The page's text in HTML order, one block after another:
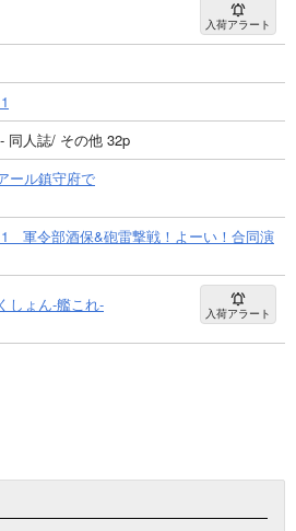
入荷アラート
同人誌/ その他 32p
ール鎮守府で
軍令部酒保&砲雷撃戦！よーい！合同演
しょん-艦これ- 入荷アラート